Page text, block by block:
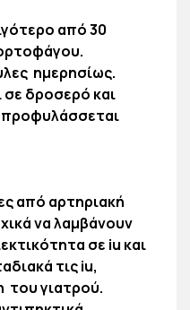
από 30
ημερησίως.
δροσερό και
προφυλάσσεται
από αρτηριακή
να λαμβάνουν
σε iu και
τις iu,
του γιατρού.